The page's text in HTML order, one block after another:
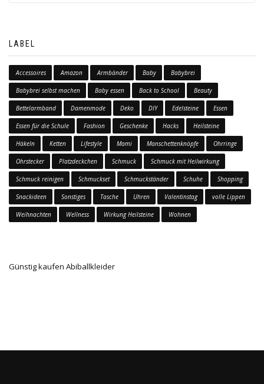
LABEL
Accessoires Amazon Armbänder Baby Babybrei
Babybrei selbst machen Baby essen Back to School Beauty
Bettelarmband Damenmode Deko DIY Edelsteine Essen
Essen für die Schule Fashion Geschenke Hacks Heilsteine
Häkeln Ketten Lifestyle Mami Manschettenknöpfe Ohrringe
Ohrstecker Platzdeckchen Schmuck Schmuck mit Heilwirkung
Schmuck reinigen Schmuckset Schmuckständer Schuhe Shopping
Snackideen Sonstiges Tasche Uhren Valentinstag volle Lippen
Weihnachten Wellness Wirkung Heilsteine Wohnen
Günstig kaufen Abiballkleider